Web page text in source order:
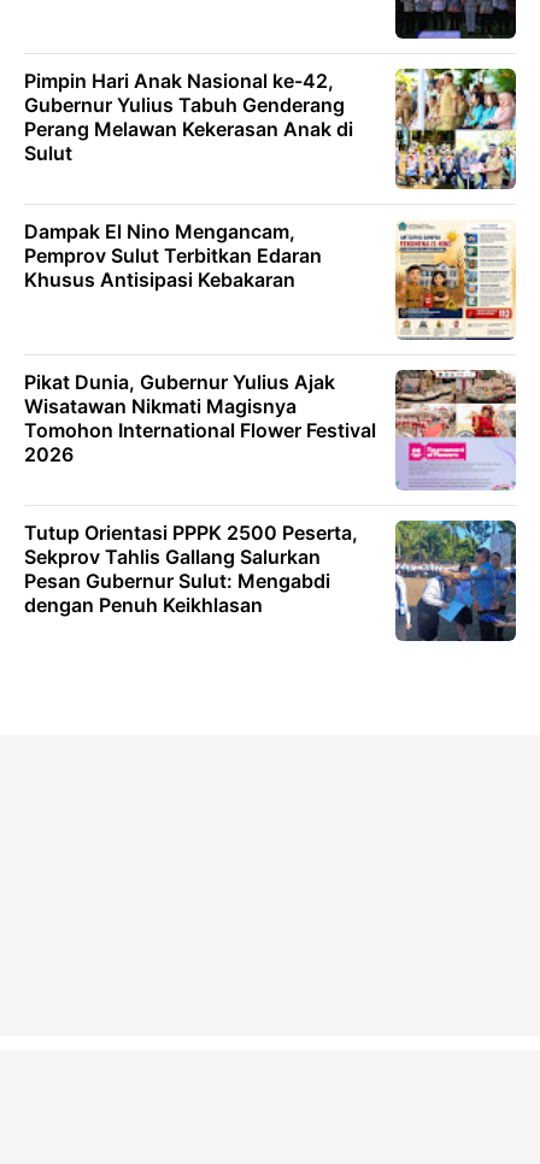
Pimpin Hari Anak Nasional ke-42,
Gubernur Yulius Tabuh Genderang
Perang Melawan Kekerasan Anak di
Sulut
Dampak El Nino Mengancam,
Pemprov Sulut Terbitkan Edaran
Khusus Antisipasi Kebakaran
Pikat Dunia, Gubernur Yulius Ajak
Wisatawan Nikmati Magisnya
Tomohon International Flower Festival
2026
Tutup Orientasi PPPK 2500 Peserta,
Sekprov Tahlis Gallang Salurkan
Pesan Gubernur Sulut: Mengabdi
dengan Penuh Keikhlasan